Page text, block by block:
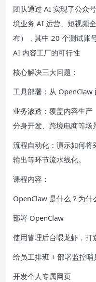
团队通过 AI 实现了公众
境业务 AI 运营、短视频
布），其中 20 个测试账
AI 内容工厂的可行性
核心解决三大问题：
工具部署：从 OpenClaw
业务渗透：覆盖内容生
分身开发、跨境电商等场
流程自动化：演示如何将
输出等环节流水线化。
课程内容：
OpenClaw 是什么？为什
部署 OpenClaw
使用管理后台喂龙虾，打
给员工排班 + 部署监控哨
开发个人专属网页